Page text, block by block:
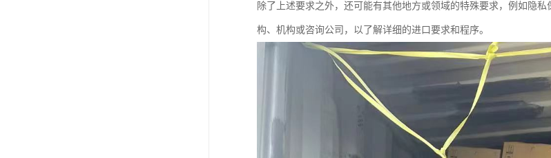
除了上述要求之外，还可能有其他地方或领域的特殊要求，例如隐
构、机构或咨询公司，以了解详细的进口要求和程序。